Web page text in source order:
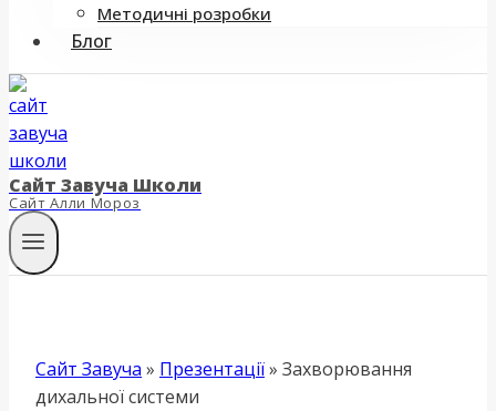
Методичні розробки
Блог
Сайт Завуча Школи
Сайт Алли Мороз
Сайт Завуча » Презентації» Захворювання
дихальної системи